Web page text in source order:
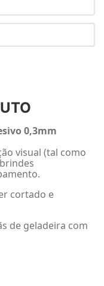
0,3mm
visual (tal como
cortado e
de geladeira com